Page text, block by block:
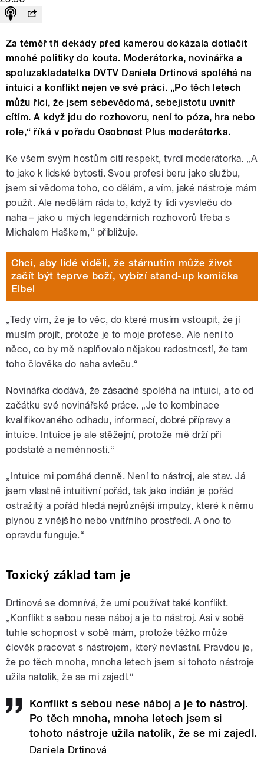
Za téměř tři dekády před kamerou dokázala dotlačit
mnohé politiky do kouta. Moderátorka, novinářka a
spoluzakladatelka DVTV Daniela Drtinová spoléhá na
intuici a konflikt nejen ve své práci. „Po těch letech
můžu říci, že jsem sebevědomá, sebejistotu uvnitř
cítím. A když jdu do rozhovoru, není to póza, hra nebo
role,“ říká v pořadu Osobnost Plus moderátorka.
Ke všem svým hostům cítí respekt, tvrdí moderátorka. „A
to jako k lidské bytosti. Svou profesi beru jako službu,
jsem si vědoma toho, co dělám, a vím, jaké nástroje mám
použít. Ale nedělám ráda to, když ty lidi vysvleču do
naha – jako u mých legendárních rozhovorů třeba s
Michalem Haškem,“ přibližuje.
Chci, aby lidé viděli, že stárnutím může život
začít být teprve boží, vybízí stand-up komička
Elbel
„Tedy vím, že je to věc, do které musím vstoupit, že jí
musím projít, protože je to moje profese. Ale není to
něco, co by mě naplňovalo nějakou radostností, že tam
toho člověka do naha svleču.“
Novinářka dodává, že zásadně spoléhá na intuici, a to od
začátku své novinářské práce. „Je to kombinace
kvalifikovaného odhadu, informací, dobré přípravy a
intuice. Intuice je ale stěžejní, protože mě drží při
podstatě a neměnnosti.“
„Intuice mi pomáhá denně. Není to nástroj, ale stav. Já
jsem vlastně intuitivní pořád, tak jako indián je pořád
ostražitý a pořád hledá nejrůznější impulzy, které k němu
plynou z vnějšího nebo vnitřního prostředí. A ono to
opravdu funguje.“
Toxický základ tam je
Drtinová se domnívá, že umí používat také konflikt.
„Konflikt s sebou nese náboj a je to nástroj. Asi v sobě
tuhle schopnost v sobě mám, protože těžko může
člověk pracovat s nástrojem, který nevlastní. Pravdou je,
že po těch mnoha, mnoha letech jsem si tohoto nástroje
užila natolik, že se mi zajedl.“
Konflikt s sebou nese náboj a je to nástroj.
Po těch mnoha, mnoha letech jsem si
tohoto nástroje užila natolik, že se mi zajedl.
Daniela Drtinová